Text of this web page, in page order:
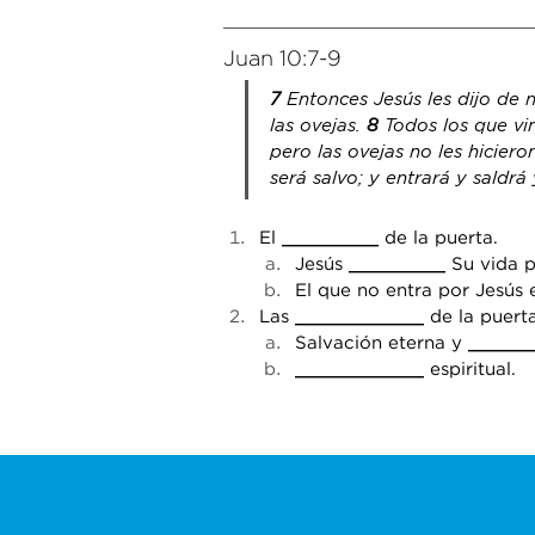
Juan 10:7-9
7 Entonces Jesús les dijo de
las ovejas. 8 Todos los que
pero las ovejas no les
será salvo; y entrará y saldrá
El
de la puerta.
Jesús
Su vida
El que no entra por Jesús
Las
de la
Salvación eterna y
espiritual.